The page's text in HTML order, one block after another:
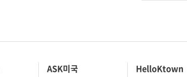
ASK미국 HelloKtown